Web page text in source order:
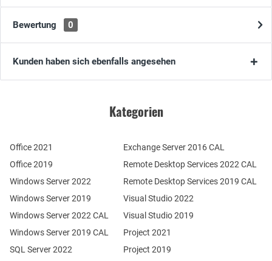
Bewertung 0
Kunden haben sich ebenfalls angesehen
Kategorien
Office 2021
Office 2019
Windows Server 2022
Windows Server 2019
SQL Server 2022
Windows Server 2022 CAL
Windows Server 2019 CAL
Remote Desktop Services 2022 CAL
Remote Desktop Services 2019 CAL
Exchange Server 2016 CAL
Visual Studio 2022
Visual Studio 2019
Project 2021
Project 2019